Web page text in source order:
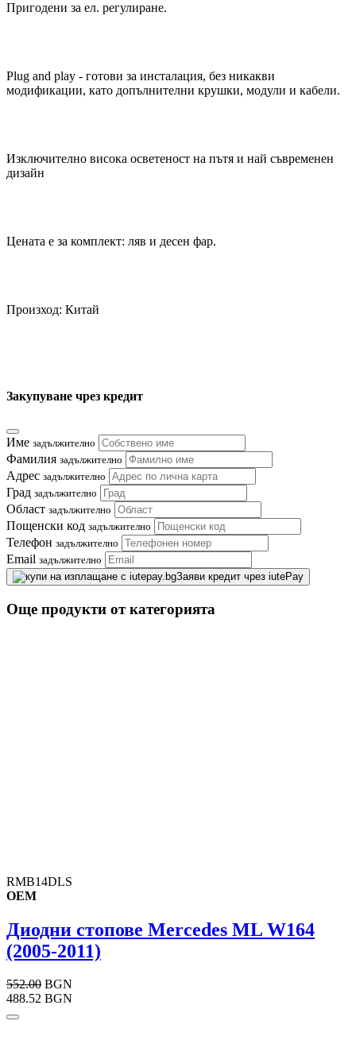
Пригодени за ел. регулиране.
Plug and play - готови за инсталация, без никакви
модификации, като допълнителни крушки, модули и кабели.
Изключително висока осветеност на пътя и най съвременен
дизайн
Цената е за комплект: ляв и десен фар.
Произход: Китай
Закупуване чрез кредит
Име задължително
Фамилия задължително
Адрес задължително
Град задължително
Област задължително
Пощенски код задължително
Телефон задължително
Email задължително
Заяви кредит чрез iutePay
Още продукти от категорията
RMB14DLS
OEM
Диодни стопове Mercedes ML W164
(2005-2011)
552.00 BGN
488.52 BGN